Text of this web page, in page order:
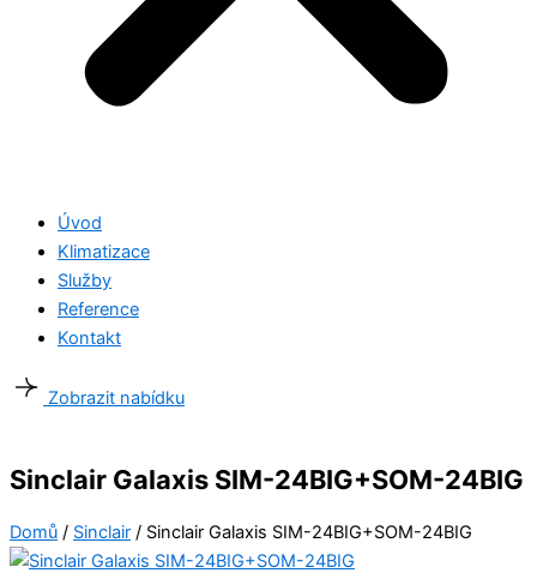
Úvod
Klimatizace
Služby
Reference
Kontakt
Zobrazit nabídku
Sinclair Galaxis SIM-24BIG+SOM-24BIG
Domů / Sinclair / Sinclair Galaxis SIM-24BIG+SOM-24BIG